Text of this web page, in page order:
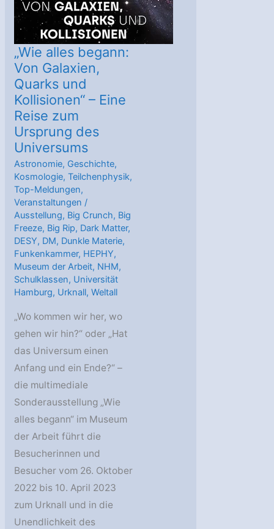
Ionen
„Wie alles begann:
Von Galaxien,
Quarks und
Kollisionen“ – Eine
Reise zum
Ursprung des
Universums
Astronomie, Geschichte,
Kosmologie,Teilchenphysik,
Top-Meldungen,
Veranstaltungen /
Ausstellung, Big Crunch, Big
Freeze, Big Rip, Dark Matter,
DESY, DM, Dunkle Materie,
Funkenkammer, HEPHY,
Museum der Arbeit, NHM,
Schulklassen, Universität
Hamburg, Urknall,Weltall
„Wo kommen wir her, wo
gehen wir hin?“ oder „Hat
das Universum einen
Anfang und ein Ende?“ –
die multimediale
Sonderausstellung „Wie
alles begann“ im Museum
der Arbeit führt die
Besucherinnen und
Besucher vom 26. Oktober
2022 bis 10. April 2023
zum Urknall und in die
Unendlichkeit des